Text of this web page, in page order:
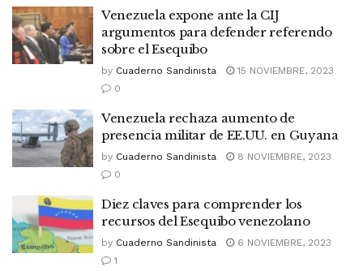
Venezuela expone ante la CIJ
argumentos para defender referendo
sobre el Esequibo
by Cuaderno Sandinista
15 NOVIEMBRE, 2023
0
Venezuela rechaza aumento de
presencia militar de EE.UU. en Guyana
by Cuaderno Sandinista
8 NOVIEMBRE, 2023
0
Diez claves para comprender los
recursos del Esequibo venezolano
by Cuaderno Sandinista
6 NOVIEMBRE, 2023
1